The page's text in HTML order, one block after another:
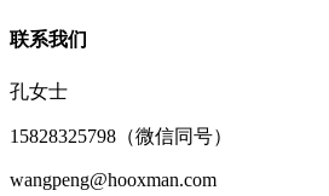
联系我们
孔女士
15828325798（微信同号）
wangpeng@hooxman.com